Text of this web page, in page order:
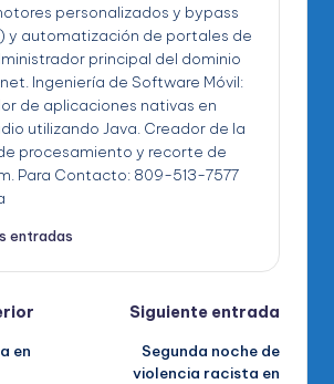
personalizados y bypass
y automatización de portales de
principal del dominio
Ingeniería de Software Móvil:
de aplicaciones nativas en
utilizando Java. Creador de la
procesamiento y recorte de
Para Contacto: 809-513-7577
entradas
en
Siguiente entrada
Segunda noche de
violencia racista en